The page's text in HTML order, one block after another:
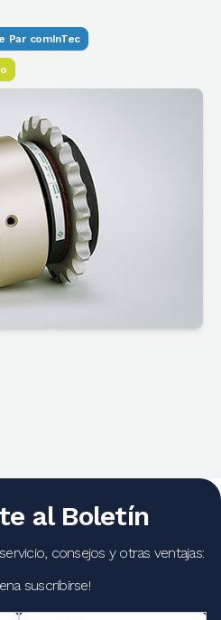
Par comInTec
al Boletín
consejos y otras ventajas:
suscribirse!